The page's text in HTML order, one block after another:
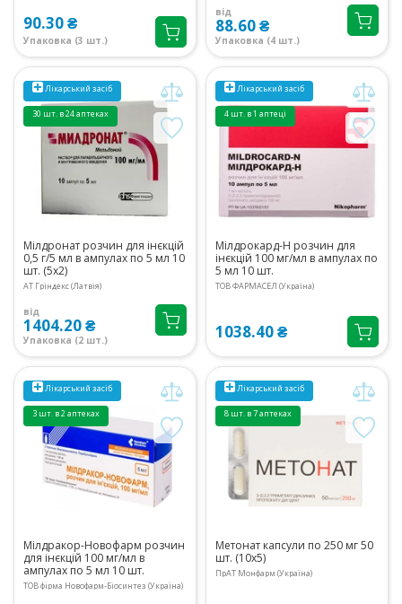
90.30 ₴
Упаковка (3 шт.)
від
88.60 ₴
Упаковка (4 шт.)
Лікарський засіб
30 шт. в 24 аптеках
Мілдронат розчин для інєкцій
0,5 г/5 мл в ампулах по 5 мл 10
шт. (5х2)
АТ Гріндекс (Латвія)
від
1404.20 ₴
Упаковка (2 шт.)
Лікарський засіб
4 шт. в 1 аптеці
Мілдрокард-Н розчин для
інєкцій 100 мг/мл в ампулах по
5 мл 10 шт.
ТОВ ФАРМАСЕЛ (Україна)
1038.40 ₴
Лікарський засіб
3 шт. в 2 аптеках
Мілдракор-Новофарм розчин
для інєкцій 100 мг/мл в
ампулах по 5 мл 10 шт.
ТОВ фірма Новофарм-Біосинтез (Україна)
Лікарський засіб
8 шт. в 7 аптеках
Метонат капсули по 250 мг 50
шт. (10х5)
ПрАТ Монфарм (Україна)